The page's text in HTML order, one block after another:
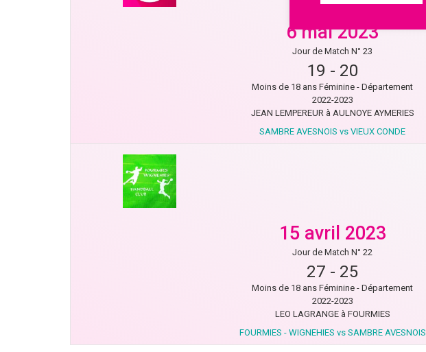
6 mai 2023
Jour de Match N° 23
19 - 20
Moins de 18 ans Féminine - Département
2022-2023
JEAN LEMPEREUR à AULNOYE AYMERIES
SAMBRE AVESNOIS vs VIEUX CONDE
15 avril 2023
Jour de Match N° 22
27 - 25
Moins de 18 ans Féminine - Département
2022-2023
LEO LAGRANGE à FOURMIES
FOURMIES - WIGNEHIES vs SAMBRE AVESNOIS